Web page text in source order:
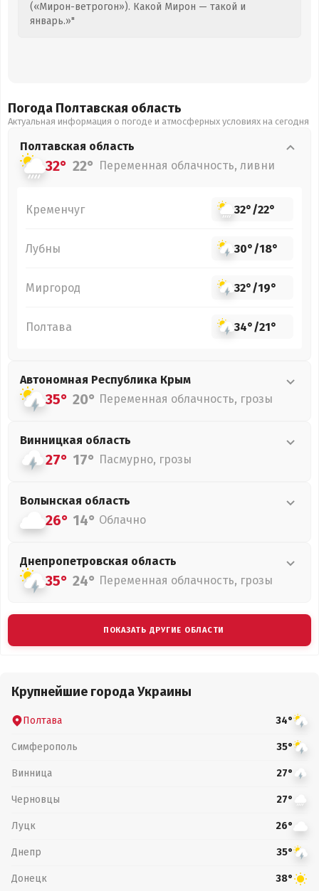
(«Мирон-ветрогон»). Какой Мирон — такой и
январь.»"
Погода Полтавская область
Актуальная информация о погоде и атмосферных условиях на сегодня
Полтавская область
32° 22° Переменная облачность, ливни
Кременчуг 32°/22°
Лубны 30°/18°
Миргород 32°/19°
Полтава 34°/21°
Автономная Республика Крым
35° 20° Переменная облачность, грозы
Винницкая область
27° 17° Пасмурно, грозы
Волынская область
26° 14° Облачно
Днепропетровская область
35° 24° Переменная облачность, грозы
ПОКАЗАТЬ ДРУГИЕ ОБЛАСТИ
Крупнейшие города Украины
Полтава 34°
Симферополь 35°
Винница 27°
Черновцы 27°
Луцк 26°
Днепр 35°
Донецк 38°